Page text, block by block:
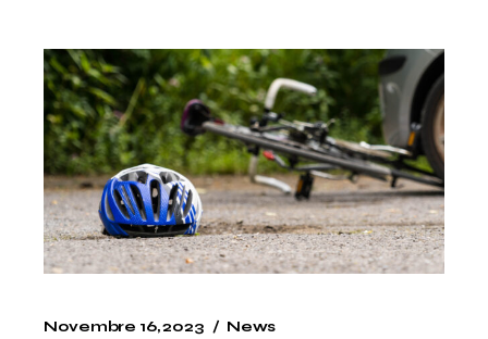
Novembre 16, 2023 News